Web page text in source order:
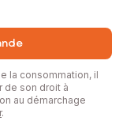
la consommation, il
de son droit à
au démarchage
.